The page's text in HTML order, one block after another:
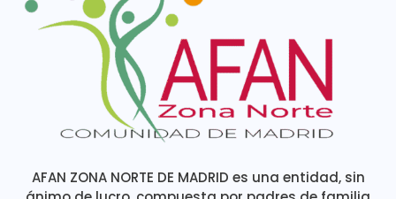
AFAN ZONA NORTE DE MADRID es una entidad, sin